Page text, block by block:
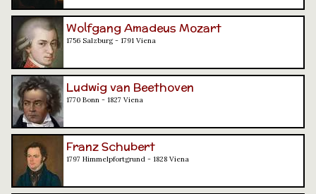
Wolfgang Amadeus Mozart
1756 Salzburg - 1791 Viena
Ludwig van Beethoven
1770 Bonn - 1827 Viena
Franz Schubert
1797 Himmelpfortgrund - 1828 Viena